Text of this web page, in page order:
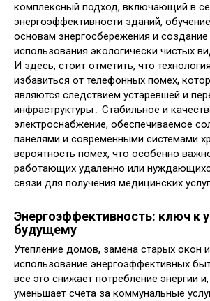
комплексный подход, включающий в
энергоэффективности зданий,
основам энергосбережения и
использования экологически чистых
И здесь, стоит отметить, что
избавиться от телефонных помех,
являются следствием устаревшей и
инфраструктуры․ Стабильное и
электроснабжение, обеспечиваемое
панелями и современными системами
вероятность помех, что особенно
работающих удаленно или
связи для получения медицинских
Энергоэффективность: ключ к
будущему
Утепление домов, замена старых окон
использование энергоэффективных
все это снижает потребление энергии
уменьшает счета за коммунальные